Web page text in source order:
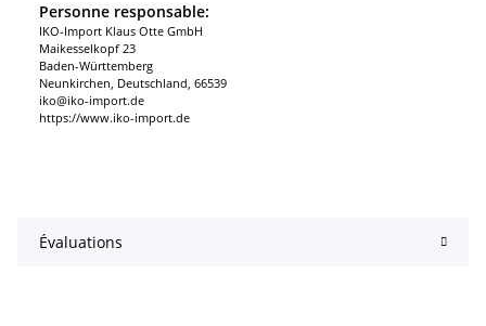
Personne responsable:
IKO-Import Klaus Otte GmbH
Maikesselkopf 23
Baden-Württemberg
Neunkirchen, Deutschland, 66539
iko@iko-import.de
https://www.iko-import.de
Évaluations